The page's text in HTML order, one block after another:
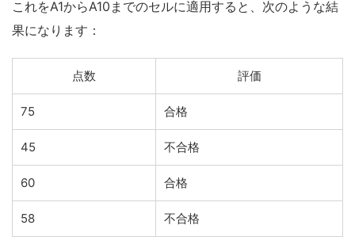
これをA1からA10までのセルに適用すると、次のような結
果になります：
点数 評価
75 合格
45 不合格
60 合格
58 不合格